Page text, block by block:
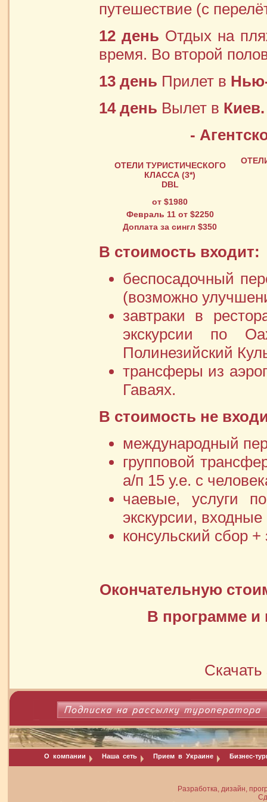
путешествие (с
12 день Отдых на
время. Во второй
13 день Прилет в
14 день Вылет в Киев.
-
ОТЕЛИ ТУРИСТИЧЕСКОГО
КЛАССА (3*)
DBL
от $1980
Февраль 11 от $2250
Доплата за сингл $350
В стоимость входит:
беспосадочный
(возможно
завтраки в
экскурсии по
Полинезийский
трансферы из
Гаваях.
В стоимость не
международный
групповой
а/п 15 у.е. с
чаевые, услуги
экскурсии,
консульский сбор
Окончательную
В программе и
О компании Наша сеть Прием в Украине Бизнес-
Разработка, дизайн,